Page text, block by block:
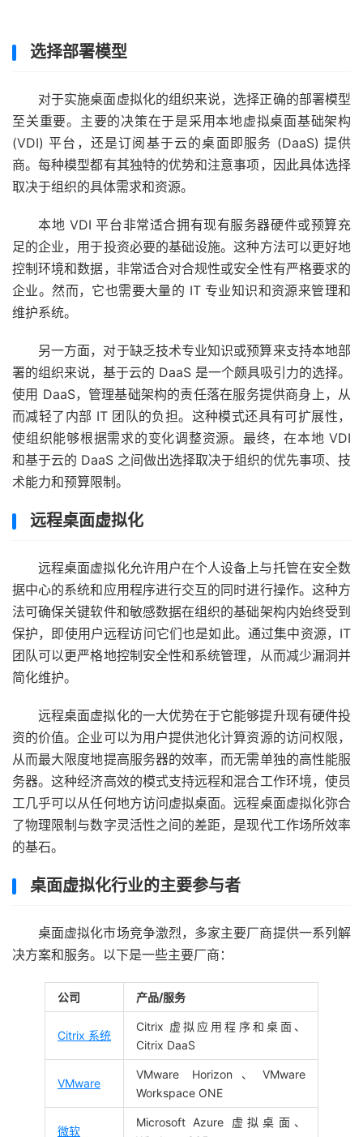
选择部署模型
对于实施桌面虚拟化的组织来说，选择正确的部署模型
至关重要。主要的决策在于是采用本地虚拟桌面基础架构
(VDI) 平台，还是订阅基于云的桌面即服务 (DaaS) 提供
商。每种模型都有其独特的优势和注意事项，因此具体选择
取决于组织的具体需求和资源。
本地 VDI 平台非常适合拥有现有服务器硬件或预算充
足的企业，用于投资必要的基础设施。这种方法可以更好地
控制环境和数据，非常适合对合规性或安全性有严格要求的
企业。然而，它也需要大量的 IT 专业知识和资源来管理和
维护系统。
另一方面，对于缺乏技术专业知识或预算来支持本地部
署的组织来说，基于云的 DaaS 是一个颇具吸引力的选择。
使用 DaaS，管理基础架构的责任落在服务提供商身上，从
而减轻了内部 IT 团队的负担。这种模式还具有可扩展性，
使组织能够根据需求的变化调整资源。最终，在本地 VDI
和基于云的 DaaS 之间做出选择取决于组织的优先事项、技
术能力和预算限制。
远程桌面虚拟化
远程桌面虚拟化允许用户在个人设备上与托管在安全数
据中心的系统和应用程序进行交互的同时进行操作。这种方
法可确保关键软件和敏感数据在组织的基础架构内始终受到
保护，即使用户远程访问它们也是如此。通过集中资源，IT
团队可以更严格地控​​制安全性和系统管理，从而减少漏洞并
简化维护。
远程桌面虚拟化的一大优势在于它能够提升现有硬件投
资的价值。企业可以为用户提供池化计算资源的访问权限，
从而最大限度地提高服务器的效率，而无需单独的高性能服
务器。这种经济高效的模式支持远程和混合工作环境，使员
工几乎可以从任何地方访问虚拟桌面。远程桌面虚拟化弥合
了物理限制与数字灵活性之间的差距，是现代工作场所效率
的基石。
桌面虚拟化行业的主要参与者
桌面虚拟化市场竞争激烈，多家主要厂商提供一系列解
决方案和服务。以下是一些主要厂商：
公司 产品/服务
Citrix 系统
Citrix 虚拟应用程序和桌面、
Citrix DaaS
VMware
VMware Horizo​​n、VMware
Workspace ONE
微软
Microsoft Azure 虚拟桌面、